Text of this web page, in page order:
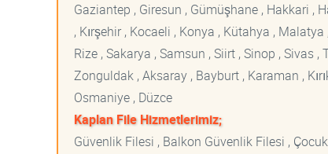
Gaziantep , Giresun , Gümüşhane , Hakkari ,
, Kırşehir , Kocaeli , Konya , Kütahya ,
Rize , Sakarya , Samsun , Siirt , Sinop , Sivas
Zonguldak , Aksaray , Bayburt , Karaman ,
Osmaniye , Düzce
Kaplan File Hizmetlerimiz;
Güvenlik Filesi , Balkon Güvenlik Filesi ,